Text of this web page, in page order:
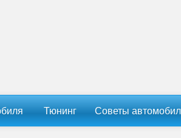
Тюнинг Советы